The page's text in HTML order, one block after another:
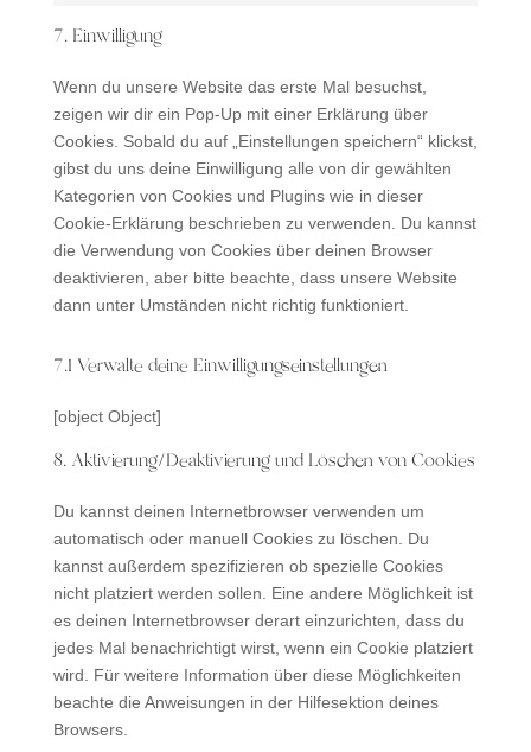
sonstiges
7. Einwilligung
Wenn du unsere Website das erste Mal besuchst,
zeigen wir dir ein Pop-Up mit einer Erklärung über
Cookies. Sobald du auf „Einstellungen speichern“ klickst,
gibst du uns deine Einwilligung alle von dir gewählten
Kategorien von Cookies und Plugins wie in dieser
Cookie-Erklärung beschrieben zu verwenden. Du kannst
die Verwendung von Cookies über deinen Browser
deaktivieren, aber bitte beachte, dass unsere Website
dann unter Umständen nicht richtig funktioniert.
7.1 Verwalte deine Einwilligungseinstellungen
[object Object]
8. Aktivierung/Deaktivierung und Löschen von Cookies
Du kannst deinen Internetbrowser verwenden um
automatisch oder manuell Cookies zu löschen. Du
kannst außerdem spezifizieren ob spezielle Cookies
nicht platziert werden sollen. Eine andere Möglichkeit ist
es deinen Internetbrowser derart einzurichten, dass du
jedes Mal benachrichtigt wirst, wenn ein Cookie platziert
wird. Für weitere Information über diese Möglichkeiten
beachte die Anweisungen in der Hilfesektion deines
Browsers.